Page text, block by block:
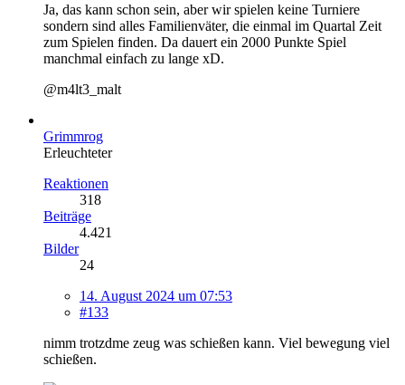
Ja, das kann schon sein, aber wir spielen keine Turniere
sondern sind alles Familienväter, die einmal im Quartal Zeit
zum Spielen finden. Da dauert ein 2000 Punkte Spiel
manchmal einfach zu lange xD.
@m4lt3_malt
Grimmrog
Erleuchteter
Reaktionen
318
Beiträge
4.421
Bilder
24
14. August 2024 um 07:53
#133
nimm trotzdme zeug was schießen kann. Viel bewegung viel
schießen.